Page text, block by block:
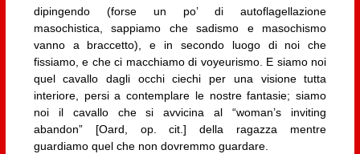
dipingendo (forse un po’ di autoflagellazione
masochistica, sappiamo che sadismo e masochismo
vanno a braccetto), e in secondo luogo di noi che
fissiamo, e che ci macchiamo di voyeurismo. E siamo noi
quel cavallo dagli occhi ciechi per una visione tutta
interiore, persi a contemplare le nostre fantasie; siamo
noi il cavallo che si avvicina al “woman’s inviting
abandon” [Oard, op. cit.] della ragazza mentre
guardiamo quel che non dovremmo guardare.